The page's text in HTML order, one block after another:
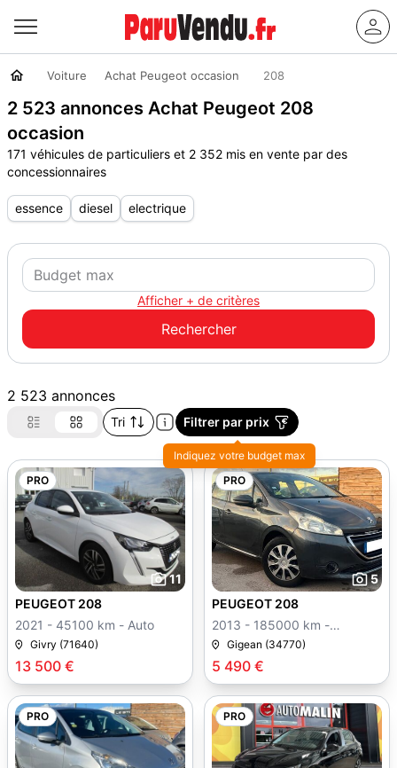
Voiture Achat Peugeot occasion 208
2 523 annonces Achat Peugeot 208
occasion
171 véhicules de particuliers et 2 352 mis en vente par des
concessionnaires
essence diesel electrique
Afficher + de critères
2 523 annonces
Tri Filtrer par prix
Indiquez votre budget max
PRO
11
13 500 €
PEUGEOT 208
2021 - 45100 km - Auto
Givry (71640)
PRO
5
5 490 €
PEUGEOT 208
2013 - 185000 km -
Manuelle
Gigean (34770)
PRO PRO